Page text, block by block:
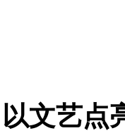
艺点